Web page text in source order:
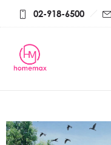
02-918-6500